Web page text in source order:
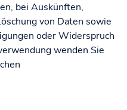
bei Auskünften,
von Daten sowie
oder Widerspruch
wenden Sie